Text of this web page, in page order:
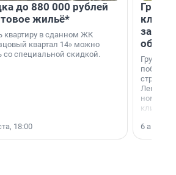
до 880 000 рублей
жильё*
квартиру в сданном ЖК
квартал 14» можно
со специальной скидкой.
18:00
Группа
области».
6